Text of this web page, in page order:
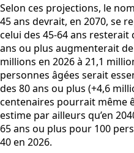
Selon ces projections, le
45 ans devrait, en 2070, se
celui des 45-64 ans
ans ou plus augmenterait
millions en 2026 à 21,1
personnes âgées serait
des 80 ans ou plus (+4,6
centenaires pourrait même
estime par ailleurs qu’en
65 ans ou plus pour 100
40 en 2026.